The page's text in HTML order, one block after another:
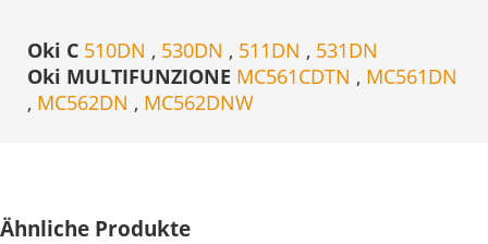
Oki C 510DN , 530DN , 511DN , 531DN
Oki MULTIFUNZIONE MC561CDTN , MC561DN
, MC562DN , MC562DNW
Ähnliche Produkte